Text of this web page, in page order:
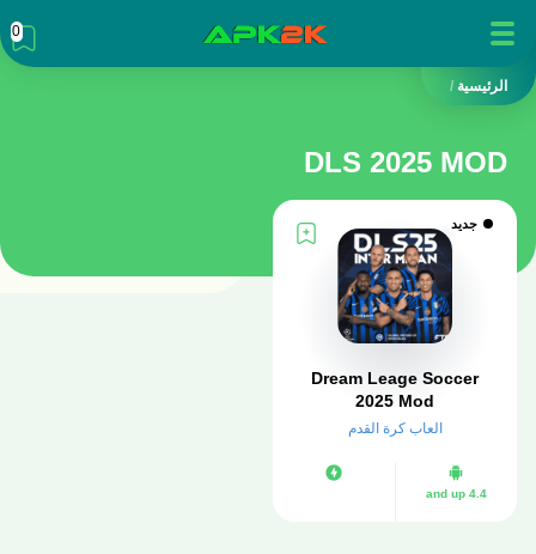
0
الرئيسية /
DLS 2025 MOD
جديد
Dream Leage Soccer
2025 Mod
العاب كرة القدم
4.4 and up